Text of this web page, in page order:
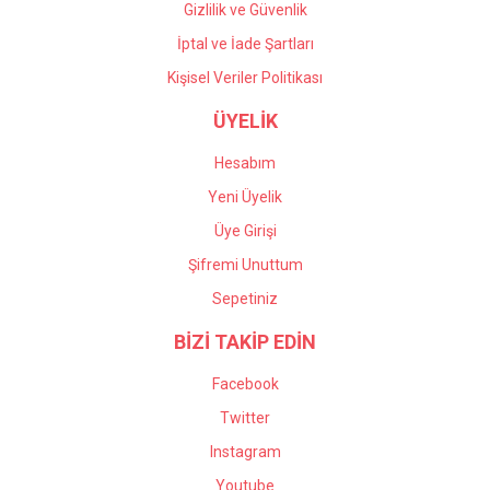
Gizlilik ve Güvenlik
İptal ve İade Şartları
Kişisel Veriler Politikası
ÜYELİK
Hesabım
Yeni Üyelik
Üye Girişi
Şifremi Unuttum
Sepetiniz
BİZİ TAKİP EDİN
Facebook
Twitter
Instagram
Youtube